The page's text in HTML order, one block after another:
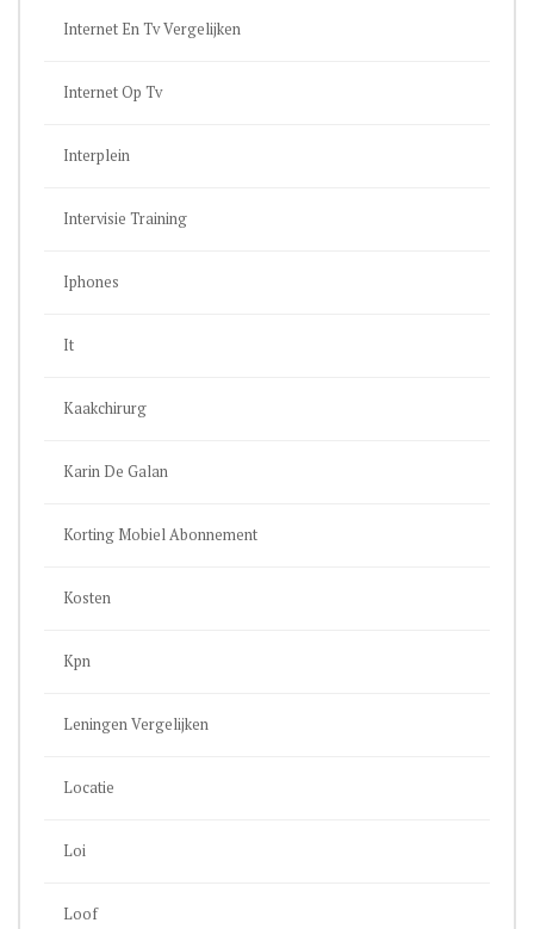
Internet En Tv Vergelijken
Internet Op Tv
Interplein
Intervisie Training
Iphones
It
Kaakchirurg
Karin De Galan
Korting Mobiel Abonnement
Kosten
Kpn
Leningen Vergelijken
Locatie
Loi
Loof